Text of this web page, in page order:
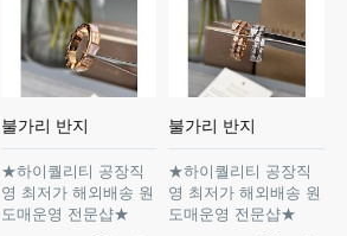
불가리 반지
★하이퀄리티 공장직
영 최저가 해외배송 원
도매운영 전문샵★
불가리 반지
★하이퀄리티 공장직
영 최저가 해외배송 원
도매운영 전문샵★